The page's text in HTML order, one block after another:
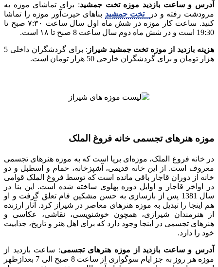
آدرس و ساعت بازدید موزه تخت جمشید: برای تماشای موزه به
مرودشت رفته و در
تخت جمشید بناهای حیرت‌آور موزه را تماشا
کنید. ساعت کار موزه در شش ماه اول سال ساعت ۷:۳۰ صبح تا
19:30 است و در شش ماه دوم سال ساعت 8 صبح تا ۱۸ است.
هزینه بازدید از موزه تخت جمشید شیراز
: برای گردشگران داخلی 5
هزار تومان و برای گردشگران خارجی 50 هزار تومان است.
موزه هنرهای تجسمی خانه فروغ الملک
در خانه فروغ الملک، موزه‌ای برپا است که به موزه هنرهای تجسمی
معروف است. از این خانه قدیمی، آشپزخانه، حمام و اسطبل و دو
خانه از دوران قاجار باقی مانده است که توسط فروغ الملک قوامی
در اواخر قاجار و اوایل دوره پهلوی ساخته شده است. این بنا در
سال 1381 پس از بازسازی به حسن مشکین فام تعلق گرفت و او
هم اینجا را تبدیل به موزه هنرهای معاصر در شیراز کرد. آثار ارزنده
از هنرمندان شیرازی، همچون خوشنویسی، نقاشی، عکاسی و
هنرهای تجسمی در اینجا وجود دارد که برای اهل هنر و تاریخ، جذابیت
خود را دارد.
آدرس و ساعت بازدید از موزه هنرهای تجسمی: ساعت بازدید از
موزه هر روز به جز ایام سوگواری از ساعت 8 صبح الی 7 بعدازظهر